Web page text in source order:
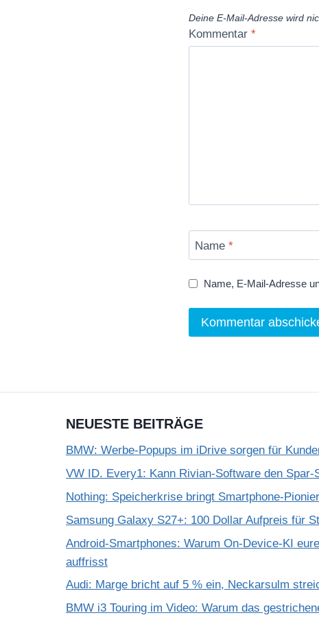
Deine E-Mail-Adresse wird
Kommentar *
Name *
Name, E-Mail-Adresse
NEUESTE BEITRÄGE
BMW: Werbe-Popups im iDrive sorgen für
VW ID. Every1: Kann Rivian-Software den Spar-
Nothing: Speicherkrise bringt Smartphone-
Samsung Galaxy S27+: 100 Dollar Aufpreis für
Android-Smartphones: Warum On-Device-KI
auffrisst
Audi: Marge bricht auf 5 % ein, Neckarsulm
BMW i3 Touring im Video: Warum das